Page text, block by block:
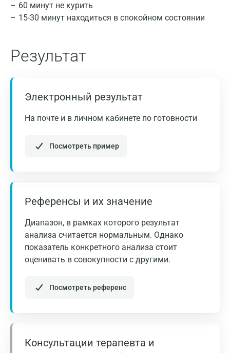
60 минут не курить
15-30 минут находиться в спокойном состоянии
Результат
Электронный результат
На почте и в личном кабинете по готовности
Посмотреть пример
Референсы и их значение
Диапазон, в рамках которого результат
анализа считается нормальным. Однако
показатель конкретного анализа стоит
оценивать в совокупности с другими.
Посмотреть референс
Консультации терапевта и
Армавир
Владимир
Вологда
Воронеж
Всеволожск
Геленджик
Дзержинский